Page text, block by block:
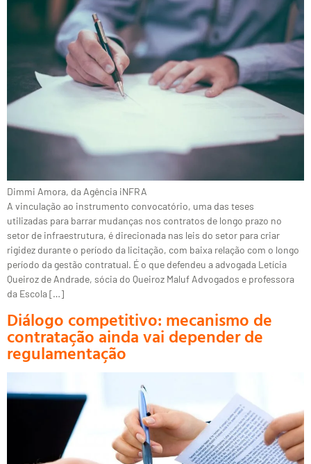
Dimmi Amora, da Agência iNFRA
A vinculação ao instrumento convocatório, uma das teses
utilizadas para barrar mudanças nos contratos de longo prazo no
setor de infraestrutura, é direcionada nas leis do setor para criar
rigidez durante o período da licitação, com baixa relação com o longo
período da gestão contratual. É o que defendeu a advogada Letícia
Queiroz de Andrade, sócia do Queiroz Maluf Advogados e professora
da Escola […]
Diálogo competitivo: mecanismo de
contratação ainda vai depender de
regulamentação